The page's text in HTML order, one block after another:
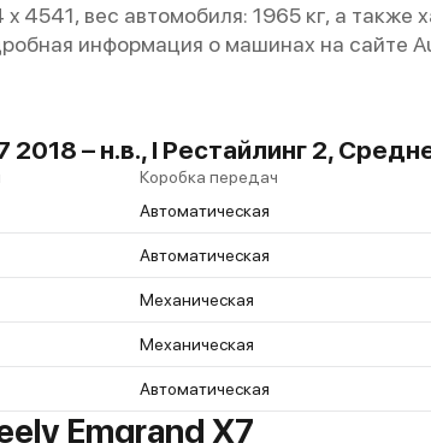
4541, вес автомобиля: 1965 кг, а также
информация о машинах на сайте
2018 – н.в., I Рестайлинг 2,
Коробка передач
Автоматическая
Автоматическая
Механическая
Механическая
Автоматическая
Emgrand X7